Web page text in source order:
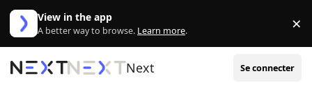
Aller au contenu
View in the app
A better way to browse. Learn more. ×
Next Se connecter